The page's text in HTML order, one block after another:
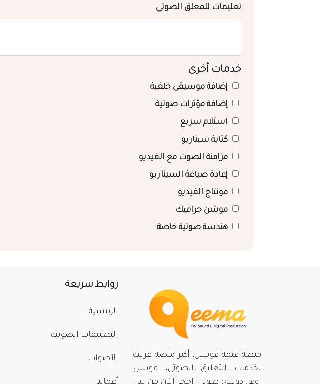
تعليمات للمعلق الصوتي
خدمات أخرى
إضافة موسيقى خلفية
إضافة مؤثرات صوتية
استلام سريع
كتابة سيناريو
مزامنة الصوت مع الفيديو
إعادة صياغة السيناريو
مونتاج الفيديو
موشن جرافيك
هندسة صوتية خاصة
منصة قيمة فويس, أكبر منصة عربية
لخدمات التعليق الصوتي، فويس
روابط سريعة
الرئيسية
التصنيفات الصوتية
الأصوات